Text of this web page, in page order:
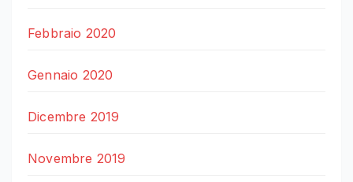
Febbraio 2020
Gennaio 2020
Dicembre 2019
Novembre 2019